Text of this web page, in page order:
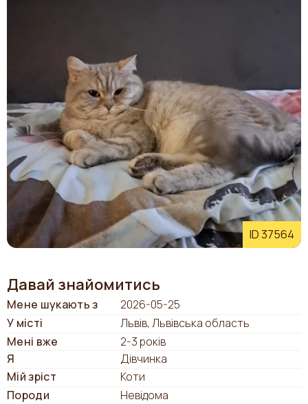
ID 37564
Давай знайомитись
Мене шукають з
2026-05-25
У місті
Львів, Львівська область
Мені вже
2-3 років
Я
Дівчинка
Мій зріст
Коти
Породи
Невідома